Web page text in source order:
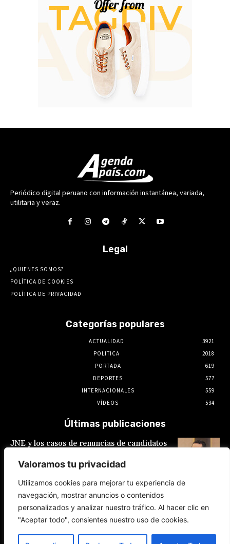
Valoramos tu privacidad
Utilizamos cookies para mejorar tu experiencia de
navegación, mostrar anuncios o contenidos
personalizados y analizar nuestro tráfico. Al hacer clic en
"Aceptar todo", consientes nuestro uso de cookies.
Periódico digital peruano con información instantánea, variada,
utilitaria y veraz.
Legal
¿QUIENES SOMOS?
POLÍTICA DE COOKIES
POLÍTICA DE PRIVACIDAD
Categorías populares
ACTUALIDAD
3921
POLITICA
2018
PORTADA
619
DEPORTES
577
INTERNACIONALES
559
VÍDEOS
534
Últimas publicaciones
JNE y los casos de renuncias de candidatos
Constitución está por encima del reglamento
Rafael López Aliaga recibe sin rubor la
renuncia de Luis Rubio a la candidatura a la
alcaldía de Lima